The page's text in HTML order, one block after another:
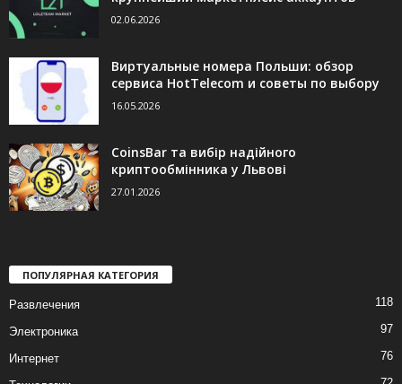
02.06.2026
Виртуальные номера Польши: обзор
сервиса HotTelecom и советы по выбору
16.05.2026
CoinsBar та вибір надійного
криптообмінника у Львові
27.01.2026
ПОПУЛЯРНАЯ КАТЕГОРИЯ
Развлечения 118
Электроника 97
Интернет 76